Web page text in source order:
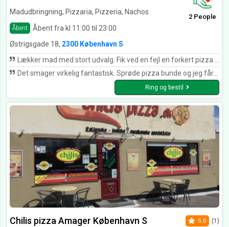
Madudbringning, Pizzaria, Pizzeria, Nachos
Åbent Åbent fra kl 11:00 til 23:00
2 People
Østrigsgade 18, 2300 København S
Lækker mad med stort udvalg. Fik ved en fejl en forkert pizza 10 min efter stod der en ved min dør med den rigtige pizza. Det er god kundeservice.
Det smager virkelig fantastisk. Sprøde pizza bunde og jeg får hele Italtien i munden når jeg spiser der
Ring og bestil
Chilis pizza Amager København S 5.0 (1)